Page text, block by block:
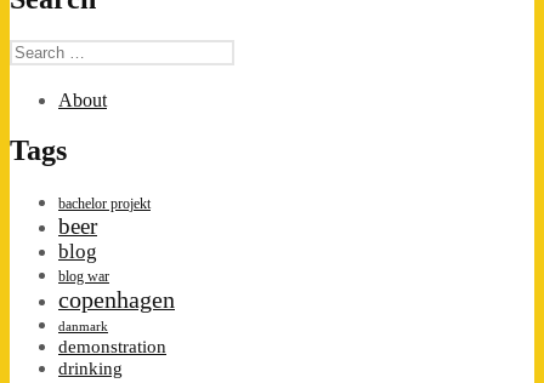
Search
for:
About
Tags
bachelor projekt
beer
blog
blog war
copenhagen
danmark
demonstration
drinking